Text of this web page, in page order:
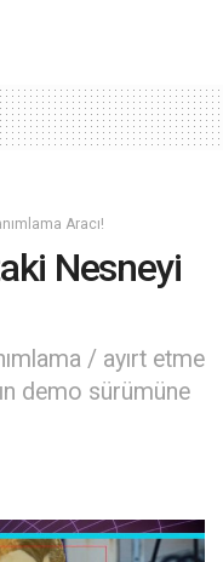
Aracı!
Nesneyi
/ ayırt etme
demo sürümüne